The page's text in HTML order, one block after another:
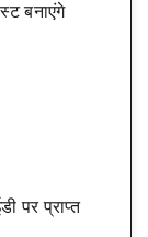
बनाएंगे
पर प्राप्त